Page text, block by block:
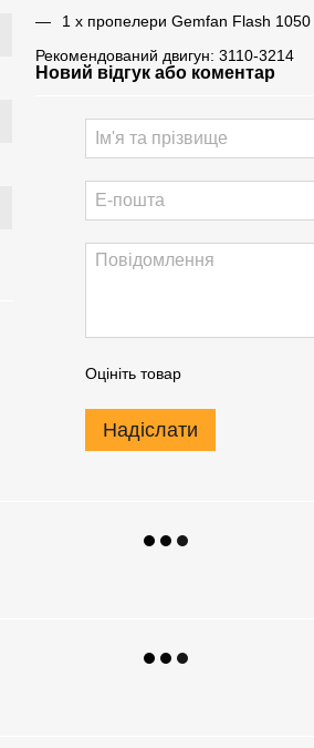
1 x пропелери Gemfan Flash 1050
Рекомендований двигун: 3110-3214
Новий відгук або коментар
Оцініть товар
Надіслати